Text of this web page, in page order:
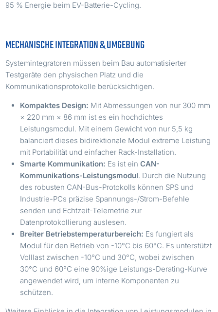
95 % Energie beim EV-Batterie-Cycling.
MECHANISCHE INTEGRATION & UMGEBUNG
Systemintegratoren müssen beim Bau automatisierter
Testgeräte den physischen Platz und die
Kommunikationsprotokolle berücksichtigen.
Kompaktes Design: Mit Abmessungen von nur 300 mm
× 220 mm × 86 mm ist es ein hochdichtes
Leistungsmodul. Mit einem Gewicht von nur 5,5 kg
balanciert dieses bidirektionale Modul extreme Leistung
mit Portabilität und einfacher Rack-Installation.
Smarte Kommunikation: Es ist einCAN-
Kommunikations-Leistungsmodul. Durch die Nutzung
des robusten CAN-Bus-Protokolls können SPS und
Industrie-PCs präzise Spannungs-/Strom-Befehle
senden und Echtzeit-Telemetrie zur
Datenprotokollierung auslesen.
Breiter Betriebstemperaturbereich: Es fungiert als
Modul für den Betrieb von -10°C bis 60°C. Es unterstützt
Volllast zwischen -10°C und 30°C, wobei zwischen
30°C und 60°C eine 90%ige Leistungs-Derating-Kurve
angewendet wird, um interne Komponenten zu
schützen.